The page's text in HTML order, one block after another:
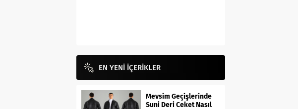
EN YENİ İÇERİKLER
Mevsim Geçişlerinde
Suni Deri Ceket Nasıl